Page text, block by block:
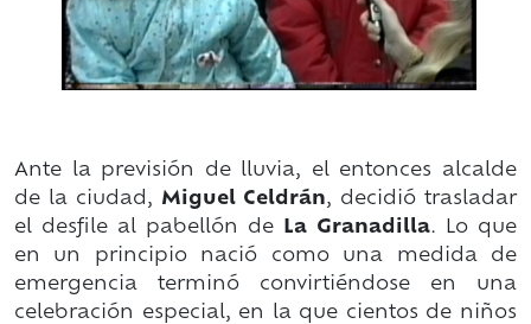
Ante la previsión de lluvia, el entonces alcalde
de la ciudad, Miguel Celdrán, decidió trasladar
el desfile al pabellón de
La Granadilla. Lo que
en un principio nació como una medida de
emergencia terminó convirtiéndose en una
celebración especial, en la que cientos de niños